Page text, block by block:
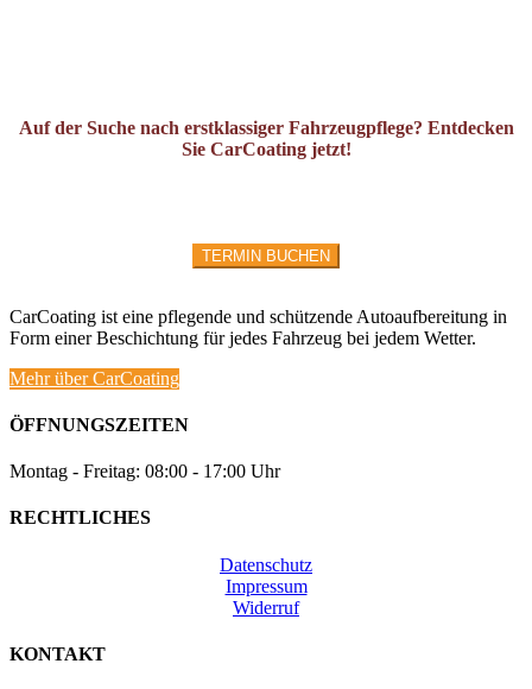
Auf der Suche nach erstklassiger Fahrzeugpflege? Entdecken
Sie CarCoating jetzt!
TERMIN BUCHEN
CarCoating ist eine pflegende und schützende Autoaufbereitung in
Form einer Beschichtung für jedes Fahrzeug bei jedem Wetter.
Mehr über CarCoating
ÖFFNUNGSZEITEN
Montag - Freitag: 08:00 - 17:00 Uhr
RECHTLICHES
Datenschutz
Impressum
Widerruf
KONTAKT